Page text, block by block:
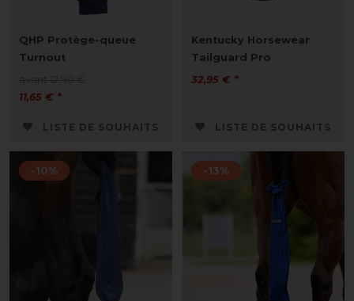
QHP Protège-queue
Turnout
11,65 € *
LISTE DE SOUHAITS
Kentucky Horsewear
Tailguard Pro
32,95 € *
LISTE DE SOUHAITS
-10% -13%